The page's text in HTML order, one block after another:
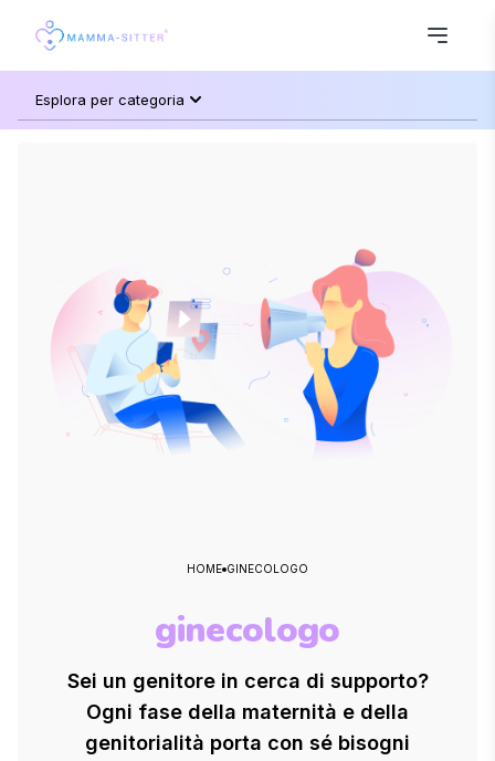
Esplora per categoria
HOME GINECOLOGO
ginecologo
Sei un genitore in cerca di supporto?
Ogni fase della maternità e della
genitorialità porta con sé bisogni